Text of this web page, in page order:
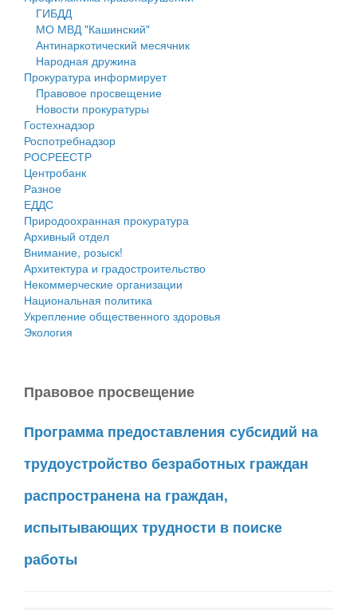
Нормативы градостроительного проектирования
Правила землепользования и застройки
Генеральные планы
Проекты планировки территории
Собрание депутатов
Городское поселение
Сельские поселения
ГИБДД
МО МВД "Кашинский"
Антинаркотический месячник
Народная дружина
Прокуратура информирует
Правовое просвещение
Новости прокуратуры
Гостехнадзор
Роспотребнадзор
РОСРЕЕСТР
Центробанк
Разное
ЕДДС
Природоохранная прокуратура
Архивный отдел
Внимание, розыск!
Архитектура и градостроительство
Некоммерческие организации
Национальная политика
Укрепление общественного здоровья
Экология
Правовое просвещение
Программа предоставления субсидий на
трудоустройство безработных граждан
распространена на граждан,
испытывающих трудности в поиске
работы